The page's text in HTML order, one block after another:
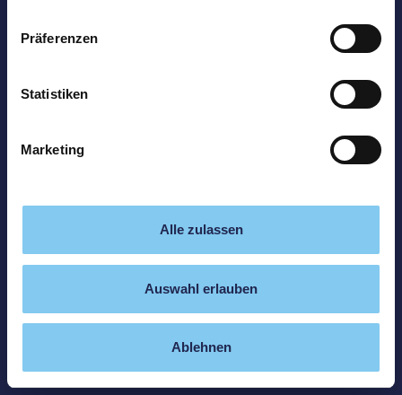
Präferenzen
Statistiken
Marketing
Alle zulassen
Auswahl erlauben
Ablehnen